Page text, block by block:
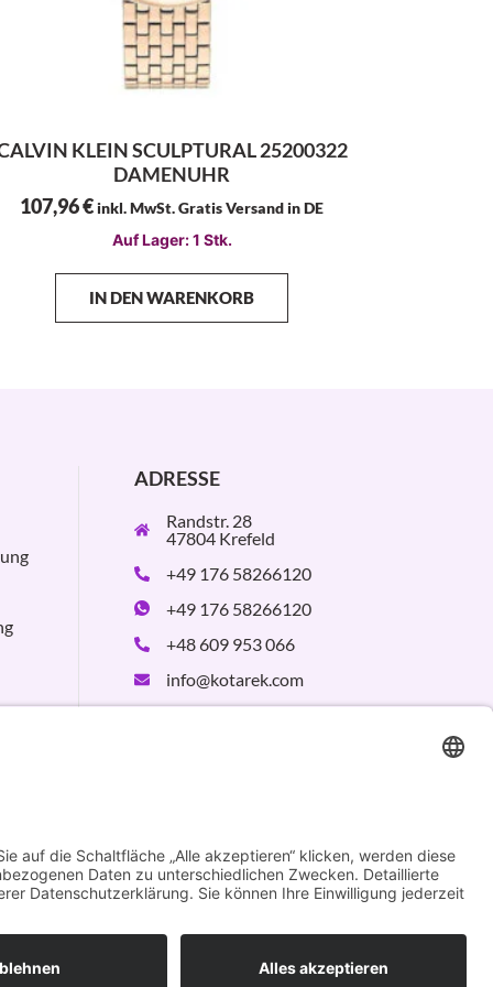
KLEIN SCULPTURAL 25200322
DAMENUHR
107,96€inkl. MwSt. Gratis Versand in DE
Auf Lager: 1 Stk.
IN DEN WARENKORB
ADRESSE
Randstr. 28
47804 Krefeld
+49 176 58266120
+49 176 58266120
+48 609 953 066
info@kotarek.com
Design by KB WebStudio